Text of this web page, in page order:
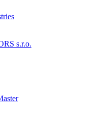
s.r.o.